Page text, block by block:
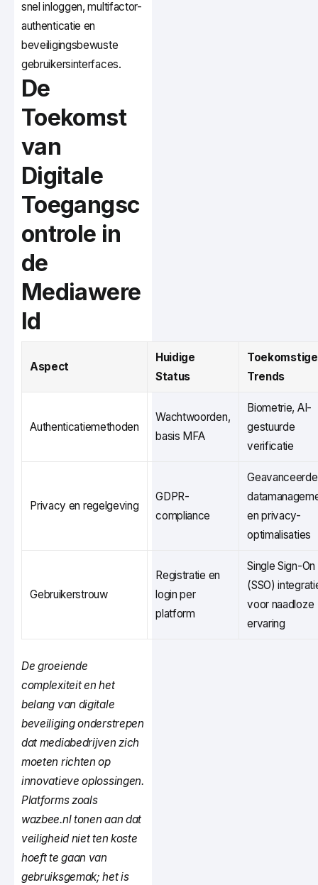
snel inloggen, multifactor-
authenticatie en
beveiligingsbewuste
gebruikersinterfaces.
De
Toekomst
van
Digitale
Toegangsc
ontrole in
de
Mediawere
ld
Aspect
Huidige
Status
Toekomstige
Trends
Authenticatiemethoden
Wachtwoorden,
basis MFA
Biometrie, AI-
gestuurde
verificatie
Privacy en regelgeving
GDPR-
compliance
Geavanceerde
en privacy-
optimalisaties
Gebruikerstrouw
Registratie en
login per
platform
Single Sign-On
(SSO)
voor naadloze
ervaring
De groeiende
complexiteit en het
belang van digitale
beveiliging onderstrepen
dat mediabedrijven zich
moeten richten op
innovatieve oplossingen.
Platforms zoals
wazbee.nl tonen aan dat
veiligheid niet ten koste
hoeft te gaan van
gebruiksgemak; het is